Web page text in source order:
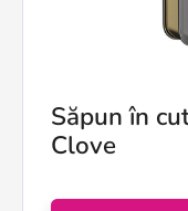
Săpun în
Clove